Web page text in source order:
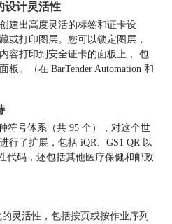
设计灵活性
建出高度灵活的标签和证卡设
或打印图层。您可以锁定图层，
容打印到安全证卡的面板上， 包
板。（在 BarTender Automation 和
符号体系（共 95 个），对这个世
行了扩展，包括 iQR、GS1 QR 以
代码，还包括其他医疗保健和邮政
灵活性，包括按页或按作业序列